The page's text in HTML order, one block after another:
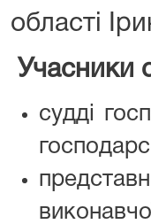
області
Учасники
судді